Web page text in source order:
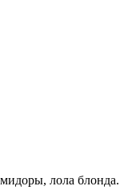
лола блонда.